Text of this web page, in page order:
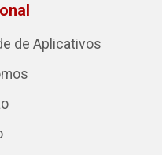
de Aplicativos